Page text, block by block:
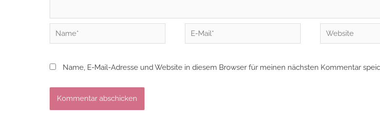
Name*
E-
Mail*
Website
Name, E-Mail-Adresse und Website in diesem Browser für meinen nächsten Kommentar